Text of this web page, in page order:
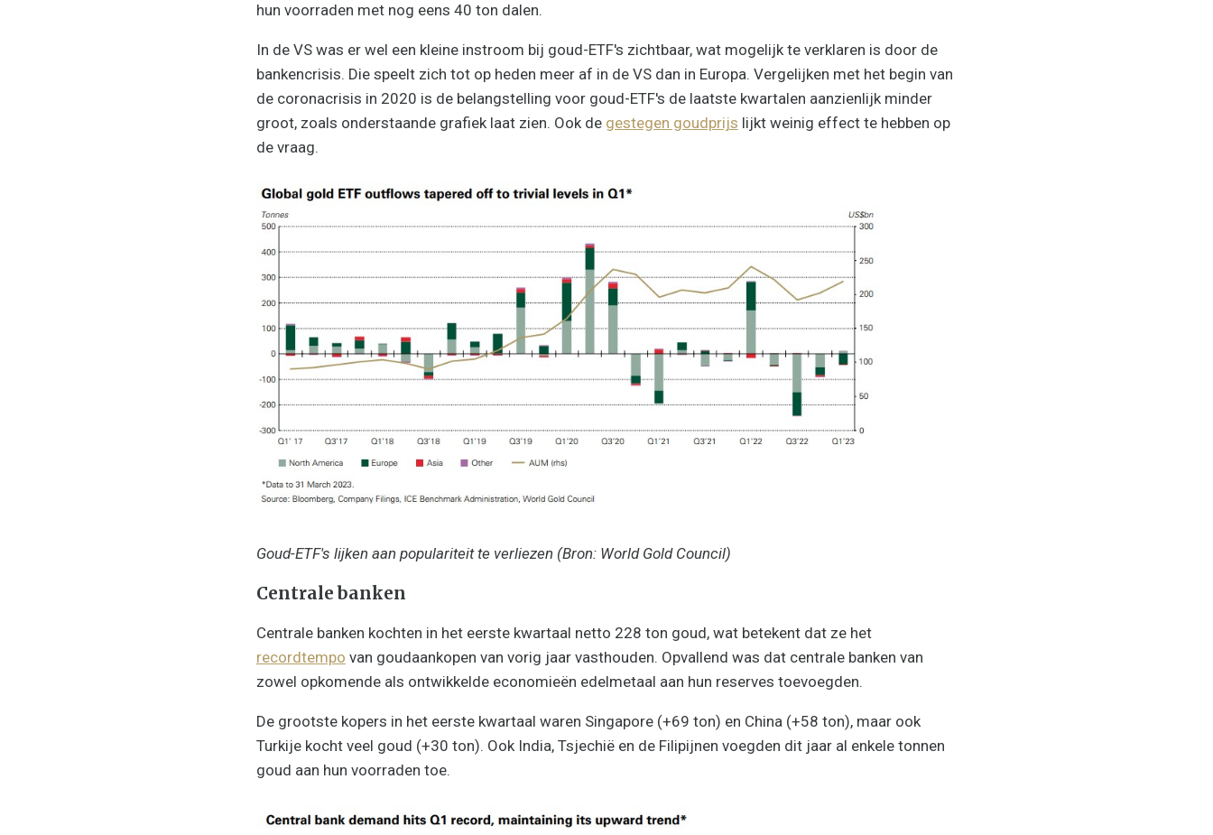
hun voorraden met nog eens 40 ton dalen.
In de VS was er wel een kleine instroom bij goud-ETF's zichtbaar, wat mogelijk te verklaren is door de
bankencrisis. Die speelt zich tot op heden meer af in de VS dan in Europa. Vergelijken met het begin van
de coronacrisis in 2020 is de belangstelling voor goud-ETF's de laatste kwartalen aanzienlijk minder
groot, zoals onderstaande grafiek laat zien. Ook de gestegen goudprijs lijkt weinig effect te hebben op
de vraag.
Goud-ETF's lijken aan populariteit te verliezen (Bron: World Gold Council)
Centrale banken
Centrale banken kochten in het eerste kwartaal netto 228 ton goud, wat betekent dat ze het
recordtempo van goudaankopen van vorig jaar vasthouden. Opvallend was dat centrale banken van
zowel opkomende als ontwikkelde economieën edelmetaal aan hun reserves toevoegden.
De grootste kopers in het eerste kwartaal waren Singapore (+69 ton) en China (+58 ton), maar ook
Turkije kocht veel goud (+30 ton). Ook India, Tsjechië en de Filipijnen voegden dit jaar al enkele tonnen
goud aan hun voorraden toe.